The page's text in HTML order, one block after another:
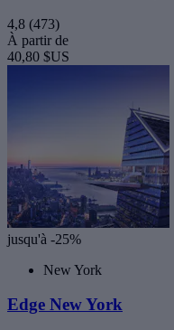
4,8 (473)
À partir de
40,80 $US
jusqu'à -25%
New York
Edge New York